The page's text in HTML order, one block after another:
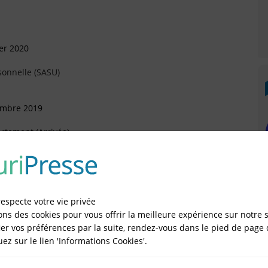
2020
(SASU)
2019
(Arrivée)
(SASU)
votre vie privée
des cookies pour vous offrir la meilleure expérience sur notre
vos préférences par la suite, rendez-vous dans le pied de page
sur le lien 'Informations Cookies'.